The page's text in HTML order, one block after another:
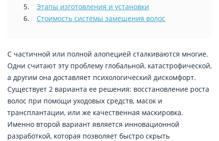
Этапы изготовления и установки
Стоимость системы замещения волос
С частичной или полной алопецией сталкиваются многие.
Одни считают эту проблему глобальной, катастрофической,
а другим она доставляет психологический дискомфорт.
Существует 2 варианта ее решения: восстановление роста
волос при помощи уходовых средств, масок и
трансплантации, или же качественная маскировка.
Именно второй вариант является инновационной
разработкой, которая позволяет быстро скрыть